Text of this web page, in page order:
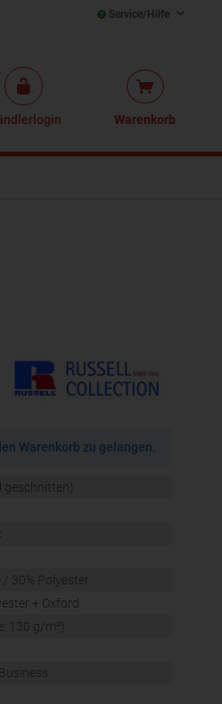
Service/Hilfe
Warenkorb
Warenkorb zu gelangen.
30% Polyester
+ Oxford
130 g/m²)